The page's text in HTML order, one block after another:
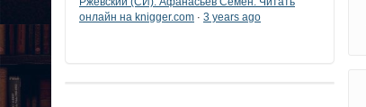
онлайн на knigger.com · 3 years ago